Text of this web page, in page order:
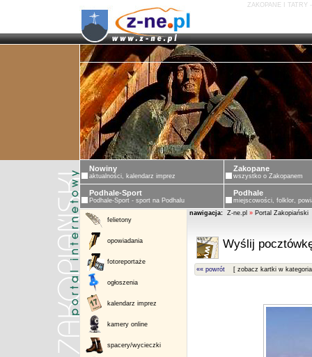
ZAKOPANE I TATRY
Nowiny
aktualności, kalendarz imprez
Zakopane
wszystko o Zakopanem
Podhale-Sport
Podhale-Sport - sport na Podhalu
Podhale
miejscowości, folklor,
felietony
opowiadania
fotoreportaże
ogłoszenia
kalendarz imprez
kamery online
spacery/wycieczki
nawigacja: Z-ne.pl » Portal Zakopiański
Wyślij
«« powrót [ zobacz kartki w